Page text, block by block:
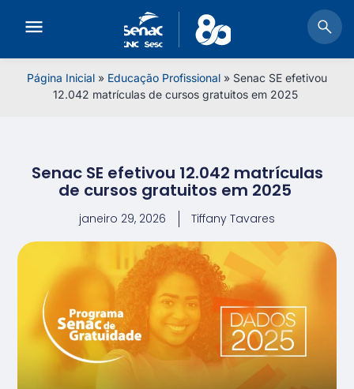
Página Inicial » Educação Profissional » Senac SE efetivou
12.042 matrículas de cursos gratuitos em 2025
Senac SE efetivou 12.042 matrículas
de cursos gratuitos em 2025
janeiro 29, 2026 Tiffany Tavares